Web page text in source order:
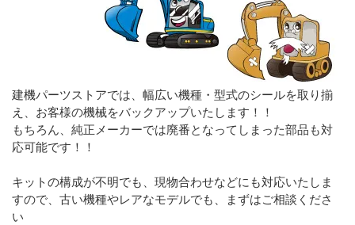
建機パーツストアでは、幅広い機種・型式のシールを取り揃
え、お客様の機械をバックアップいたします！！
もちろん、純正メーカーでは廃番となってしまった部品も対
応可能です！！
キットの構成が不明でも、現物合わせなどにも対応いたしま
すので、古い機種やレアなモデルでも、まずはご相談くださ
い